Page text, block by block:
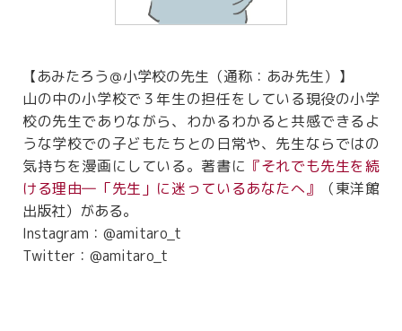
【あみたろう＠小学校の先生（通称：あみ先生）】
山の中の小学校で３年生の担任をしている現役の小学
校の先生でありながら、わかるわかると共感できるよ
うな学校での子どもたちとの日常や、先生ならではの
気持ちを漫画にしている。著書に 『それでも先生を続
ける理由―「先生」に迷っているあなたへ』
（東洋館
出版社）がある。
Instagram：@amitaro_t
Twitter：@amitaro_t